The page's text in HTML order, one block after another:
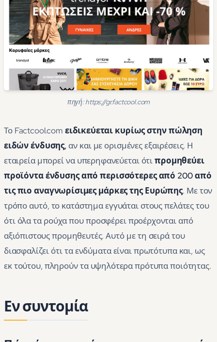
πηγή: https://gr.factcool.com
Το Factcool.com ειδικεύεται κυρίως στην πώληση
ειδών ένδυσης, αν και με ορισμένες εξαιρέσεις. Η
εταιρεία μπορεί να υπερηφανεύεται ότιπρομηθεύει
προϊόντα ένδυσης από περισσότερες από 200 από
τις πιο αναγνωρίσιμες μάρκες της Ευρώπης. Με τον
τρόπο αυτό, το κατάστημα εγγυάται στους πελάτες του
ότι όλα τα ρούχα που προσφέρει προέρχονται από
αξιόπιστους προμηθευτές. Αυτό με τη σειρά του
διασφαλίζει ότι τα ενδύματα είναι πρωτότυπα και, ως
εκ τούτου, πληρούν τα υψηλότερα πρότυπα ποιότητας.
Εν συντομία